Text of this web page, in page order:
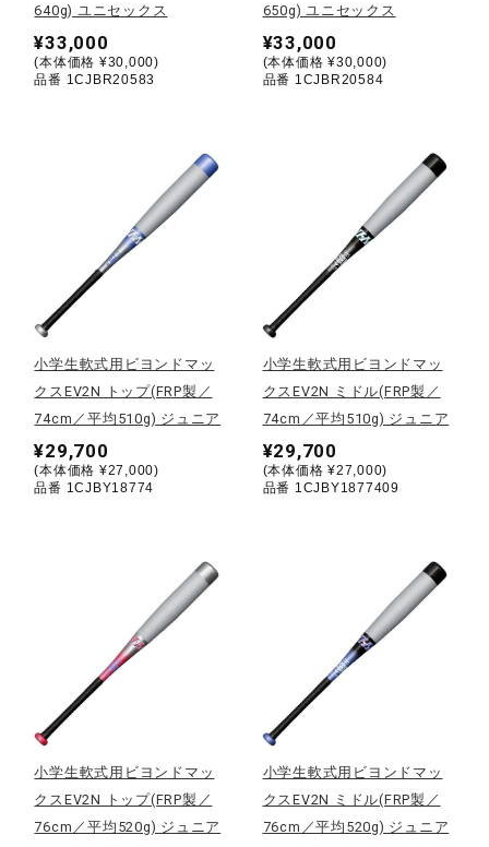
ゴルフ
バレーボール
テニス／ソフトテニス
陸上競技
ソフトボール
柔道
ワーキング
640g) ユニセックス
¥33,000
(本体価格 ¥30,000)
品番 1CJBR20583
650g) ユニセックス
¥33,000
(本体価格 ¥30,000)
品番 1CJBR20584
小学生軟式用ビヨンドマッ
クスEV2N トップ(FRP製／
74cm／平均510g) ジュニア
¥29,700
(本体価格 ¥27,000)
品番 1CJBY18774
小学生軟式用ビヨンドマッ
クスEV2N ミドル(FRP製／
74cm／平均510g) ジュニア
¥29,700
(本体価格 ¥27,000)
品番 1CJBY1877409
小学生軟式用ビヨンドマッ
クスEV2N トップ(FRP製／
76cm／平均520g) ジュニア
小学生軟式用ビヨンドマッ
クスEV2N ミドル(FRP製／
76cm／平均520g) ジュニア